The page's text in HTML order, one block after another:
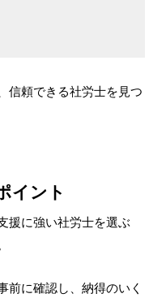
信頼できる社労士を見つ
イント
援に強い社労士を選ぶ
前に確認し、納得のいく